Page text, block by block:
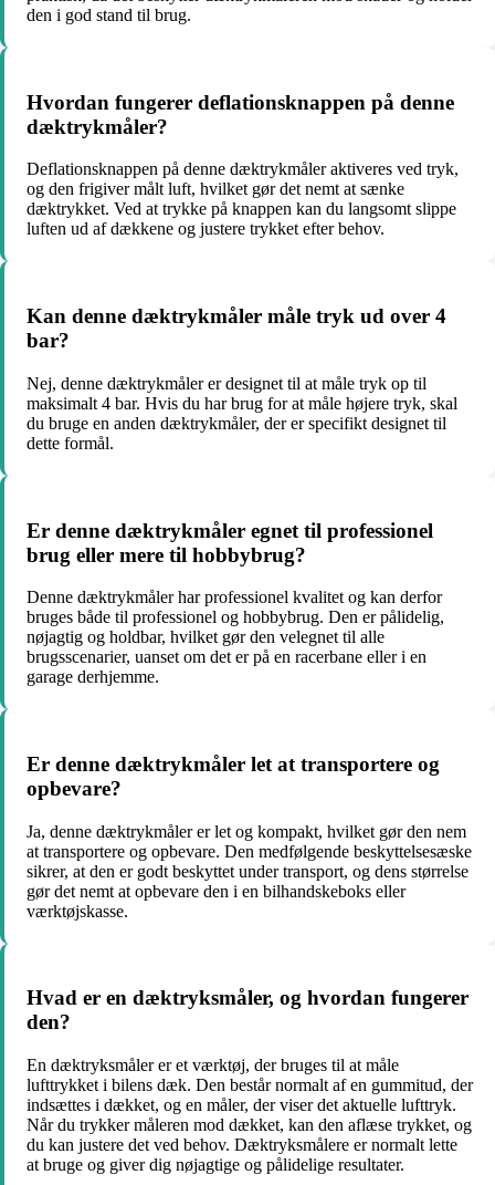
den i god stand til brug.
Hvordan fungerer deflationsknappen på denne
dæktrykmåler?
Deflationsknappen på denne dæktrykmåler aktiveres ved tryk,
og den frigiver målt luft, hvilket gør det nemt at sænke
dæktrykket. Ved at trykke på knappen kan du langsomt slippe
luften ud af dækkene og justere trykket efter behov.
Kan denne dæktrykmåler måle tryk ud over 4
bar?
Nej, denne dæktrykmåler er designet til at måle tryk op til
maksimalt 4 bar. Hvis du har brug for at måle højere tryk, skal
du bruge en anden dæktrykmåler, der er specifikt designet til
dette formål.
Er denne dæktrykmåler egnet til professionel
brug eller mere til hobbybrug?
Denne dæktrykmåler har professionel kvalitet og kan derfor
bruges både til professionel og hobbybrug. Den er pålidelig,
nøjagtig og holdbar, hvilket gør den velegnet til alle
brugsscenarier, uanset om det er på en racerbane eller i en
garage derhjemme.
Er denne dæktrykmåler let at transportere og
opbevare?
Ja, denne dæktrykmåler er let og kompakt, hvilket gør den nem
at transportere og opbevare. Den medfølgende beskyttelsesæske
sikrer, at den er godt beskyttet under transport, og dens størrelse
gør det nemt at opbevare den i en bilhandskeboks eller
værktøjskasse.
Hvad er en dæktryksmåler, og hvordan fungerer
den?
En dæktryksmåler er et værktøj, der bruges til at måle
lufttrykket i bilens dæk. Den består normalt af en gummitud, der
indsættes i dækket, og en måler, der viser det aktuelle lufttryk.
Når du trykker måleren mod dækket, kan den aflæse trykket, og
du kan justere det ved behov. Dæktryksmålere er normalt lette
at bruge og giver dig nøjagtige og pålidelige resultater.